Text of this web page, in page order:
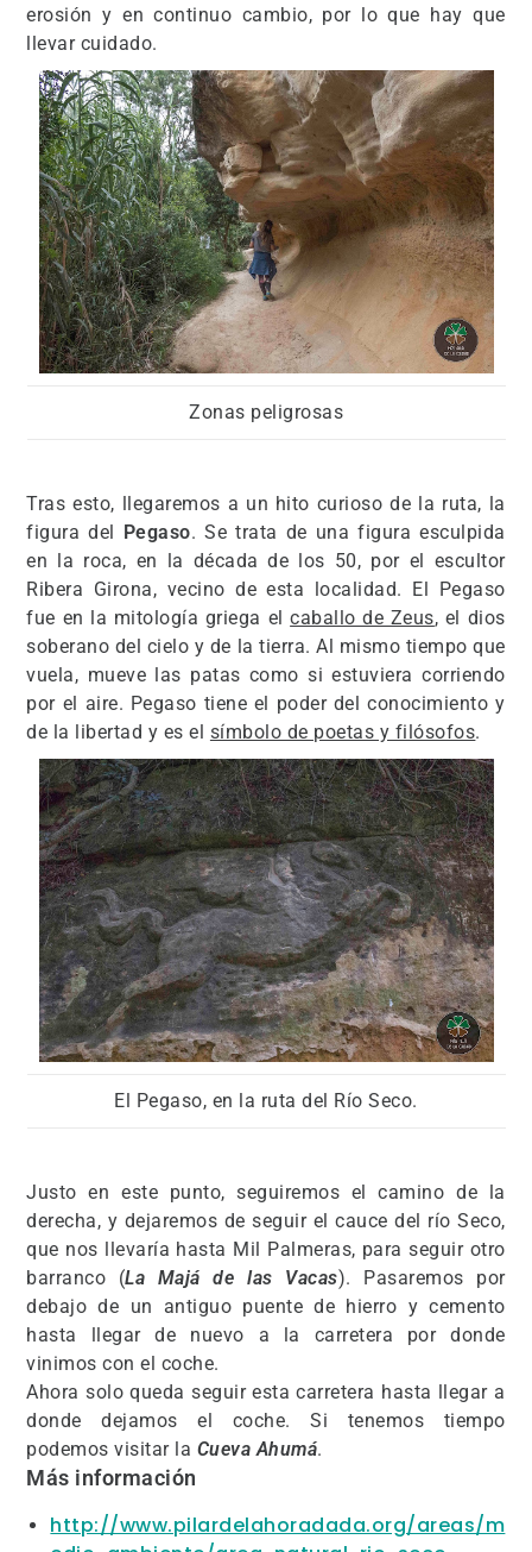
erosión y en continuo cambio, por lo que hay que
llevar cuidado.
Zonas peligrosas
Tras esto, llegaremos a un hito curioso de la ruta, la
figura del
Pegaso. Se trata de una figura esculpida
en la roca, en la década de los 50, por el escultor
Ribera Girona, vecino de esta localidad. El Pegaso
fue en la mitología griega elcaballo de Zeus, el dios
soberano del cielo y de la tierra. Al mismo tiempo que
vuela, mueve las patas como si estuviera corriendo
por el aire. Pegaso tiene el poder del conocimiento y
de la libertad y es el símbolo de poetas y filósofos.
El Pegaso, en la ruta del Río Seco.
Justo en este punto, seguiremos el camino de la
derecha, y dejaremos de seguir el cauce del río Seco,
que nos llevaría hasta Mil Palmeras, para seguir otro
barranco (La Majá de las Vacas). Pasaremos por
debajo de un antiguo puente de hierro y cemento
hasta llegar de nuevo a la carretera por donde
vinimos con el coche.
Ahora solo queda seguir esta carretera hasta llegar a
donde dejamos el coche. Si tenemos tiempo
podemos visitar la Cueva Ahumá.
Más información
http://www.pilardelahoradada.org/areas/m